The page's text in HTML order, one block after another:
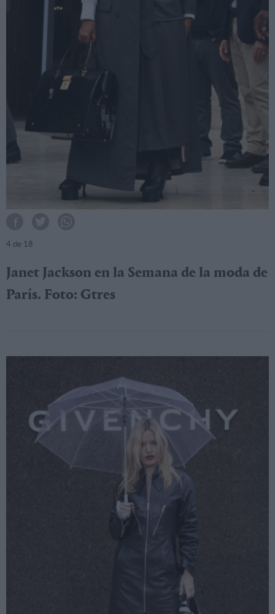
4 de 18
Janet Jackson en la Semana de la moda de
París. Foto: Gtres